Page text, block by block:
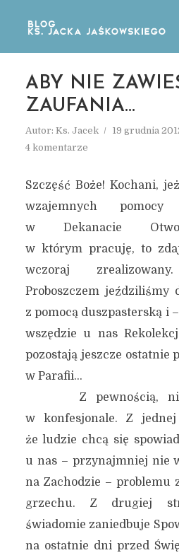
ABY NIE
ZAUFANIA…
Autor: Ks. Jacek 19 grudnia
4 komentarze
Szczęść Boże! Kochani,
wzajemnych
w Dekanacie
w którym pracuję, to
wczoraj
Proboszczem jeździliśmy
z pomocą duszpasterską i
wszędzie u nas
pozostają jeszcze ostatnie
w Parafii…
Z pewnością,
w konfesjonale. Z
że ludzie chcą się
u nas – przynajmniej nie
na Zachodzie – problemu
grzechu. Z drugiej
świadomie zaniedbuje
na ostatnie dni przed